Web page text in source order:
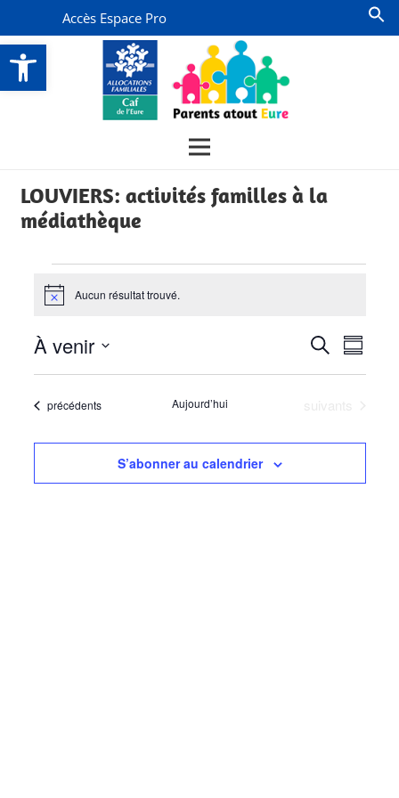
Ouvrir la barre d’outils
Accès Espace Pro
LOUVIERS: activités familles à la
médiathèque
Évènements
Notice Aucun résultat trouvé.
et
Recherche
de
Résumé
À venir
Sélectionnez
date
Évènements
précédents Aujourd’hui
S’abonner au calendrier